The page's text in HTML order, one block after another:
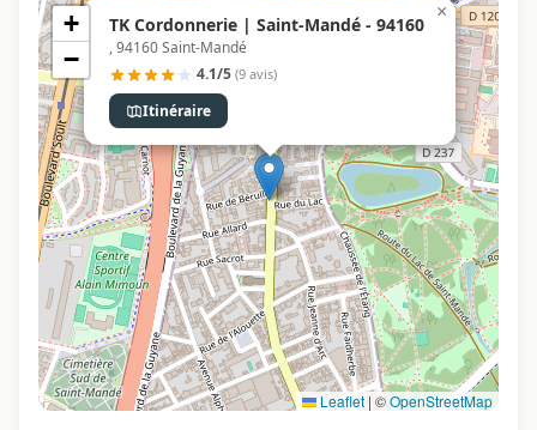
TK Cordonnerie | Saint-Mandé - 94160
, 94160 Saint-Mandé
4.1/5 (9 avis)
Itinéraire
×
+
−
Leaflet | ©OpenStreetMap